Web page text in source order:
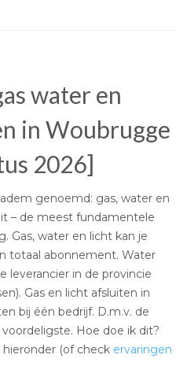
water en
in Woubrugge
2026]
genoemd: gas, water en
– de meest fundamentele
Gas, water en licht kan je
totaal abonnement. Water
leverancier in de provincie
Gas en licht afsluiten in
bij één bedrijf. D.m.v. de
Hoe doe ik dit?
(of check ervaringen